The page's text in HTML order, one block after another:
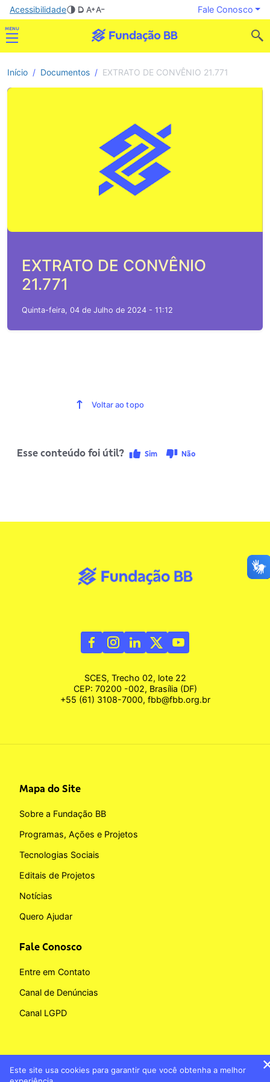
Acessibilidade Fale Conosco
Início Documentos EXTRATO DE CONVÊNIO 21.771
EXTRATO DE CONVÊNIO
21.771
Quinta-feira, 04 de Julho de 2024 - 11:12
Voltar ao topo
Esse conteúdo foi útil? Sim Não
SCES, Trecho 02, lote 22
CEP: 70200 -002, Brasília (DF)
+55 (61) 3108-7000, fbb@fbb.org.br
Mapa do Site
Sobre a Fundação BB
Programas, Ações e Projetos
Tecnologias Sociais
Editais de Projetos
Notícias
Quero Ajudar
Fale Conosco
Entre em Contato
Canal de Denúncias
Canal LGPD
Este site usa cookies para garantir que você obtenha a melhor